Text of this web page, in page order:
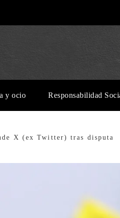
y ocio Responsabilidad
X (ex Twitter) tras disputa